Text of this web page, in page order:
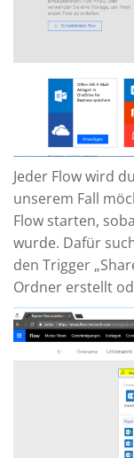
Jeder Flow wird
unserem Fall
Flow starten,
wurde. Dafür
den Trigger
Ordner erstellt